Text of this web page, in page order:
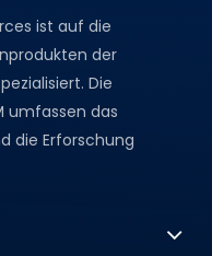
ist auf die
der
Die
umfassen das
die Erforschung